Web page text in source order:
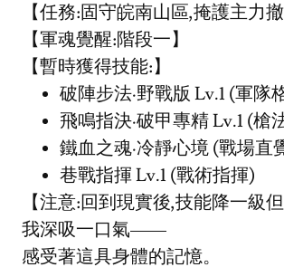
【任務:固守皖南山區,掩護主力撤
【軍魂覺醒:階段一】
【暫時獲得技能:】
破陣步法·野戰版 Lv.1 (軍隊
飛鳴指決·破甲專精 Lv.1 (槍
鐵血之魂·冷靜心境 (戰場直
巷戰指揮 Lv.1 (戰術指揮)
【注意:回到現實後,技能降一級
我深吸一口氣——
感受著這具身體的記憶。